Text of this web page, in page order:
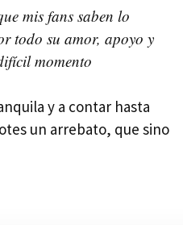
mis fans saben lo
todo su amor, apoyo y
momento
y a contar hasta
un arrebato, que sino